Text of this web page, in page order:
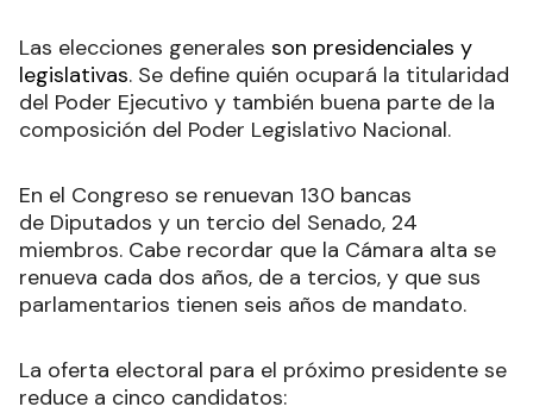
Las elecciones generales son presidenciales y
legislativas. Se define quién ocupará la titularidad
del Poder Ejecutivo y también buena parte de la
composición del Poder Legislativo Nacional.
En el Congreso se renuevan 130 bancas
de Diputados y un tercio del Senado, 24
miembros. Cabe recordar que la Cámara alta se
renueva cada dos años, de a tercios, y que sus
parlamentarios tienen seis años de mandato.
La oferta electoral para el próximo presidente se
reduce a cinco candidatos: